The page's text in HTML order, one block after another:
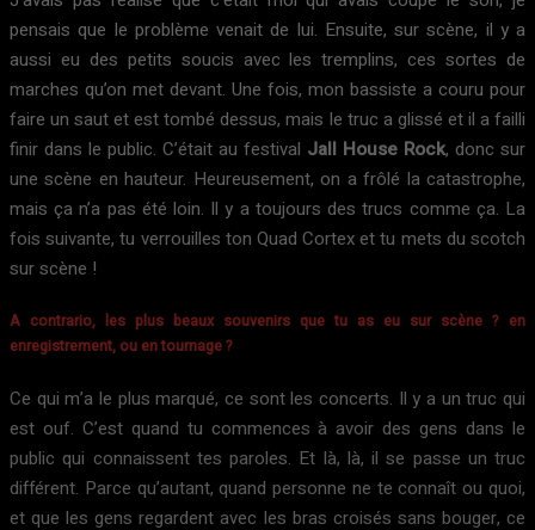
pensais que le problème venait de lui. Ensuite, sur scène, il y a
aussi eu des petits soucis avec les tremplins, ces sortes de
marches qu’on met devant. Une fois, mon bassiste a couru pour
faire un saut et est tombé dessus, mais le truc a glissé et il a failli
finir dans le public. C’était au festival Jall House Rock, donc sur
une scène en hauteur. Heureusement, on a frôlé la catastrophe,
mais ça n’a pas été loin. Il y a toujours des trucs comme ça. La
fois suivante, tu verrouilles ton Quad Cortex et tu mets du scotch
sur scène !
A contrario, les plus beaux souvenirs que tu as eu sur scène ? en
enregistrement, ou en tournage ?
Ce qui m’a le plus marqué, ce sont les concerts. Il y a un truc qui
est ouf. C’est quand tu commences à avoir des gens dans le
public qui connaissent tes paroles. Et là, là, il se passe un truc
différent. Parce qu’autant, quand personne ne te connaît ou quoi,
et que les gens regardent avec les bras croisés sans bouger, ce